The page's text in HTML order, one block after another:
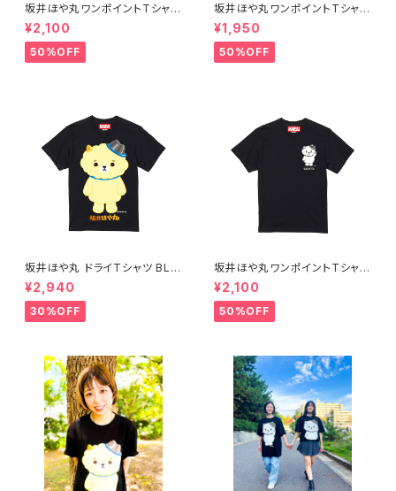
坂井ほや丸ワンポイントTシャツ
白 XXL
¥2,100
50%OFF
坂井ほや丸ワンポイントTシャツ
黒 S〜XL
¥1,950
50%OFF
坂井ほや丸 ドライTシャツ BLA
CK XXL
¥2,940
30%OFF
坂井ほや丸ワンポイントTシャツ
黒 XXL
¥2,100
50%OFF